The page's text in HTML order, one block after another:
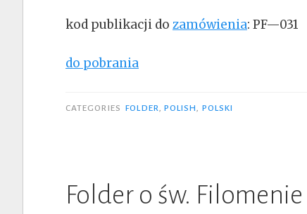
kod publikacji do zamówienia: PF—031
do pobrania
CATEGORIES FOLDER POLISH POLSKI
Folder o św. Filomenie